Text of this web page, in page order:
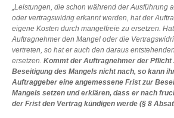
„Leistungen, die schon während der Ausführung
oder vertragswidrig erkannt werden, hat der
eigene Kosten durch mangelfreie zu ersetzen.
Auftragnehmer den Mangel oder die
vertreten, so hat er auch den daraus
ersetzen. Kommt der Auftragnehmer der Pflicht
Beseitigung des Mangels nicht nach, so kann
Auftraggeber eine angemessene Frist zur
Mangels setzen und erklären, dass er nach
der Frist den Vertrag kündigen werde (§ 8